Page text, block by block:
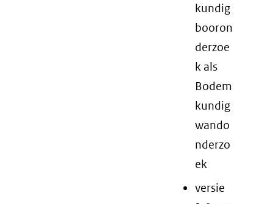
kundig
booron
derzoe
k als
Bodem
kundig
wando
nderzo
ek
versie